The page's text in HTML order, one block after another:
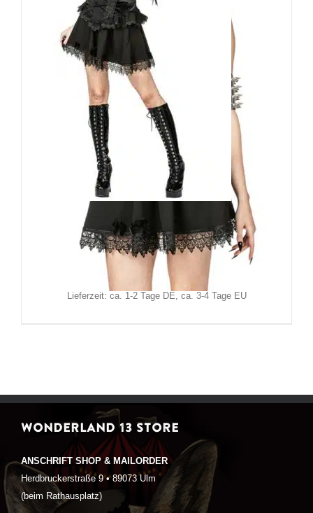
Sinister Minirock Fretira
79,90€
Inkl. MwSt.
Versand
Lieferzeit: ca. 1-2 Tage DE, ca. 3-4 Tage EU
WONDERLAND 13 STORE
ANSCHRIFT SHOP & MAILORDER
Herdbruckerstraße 9 • 89073 Ulm
(beim Rathausplatz)